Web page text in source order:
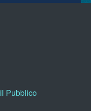
Pubblico